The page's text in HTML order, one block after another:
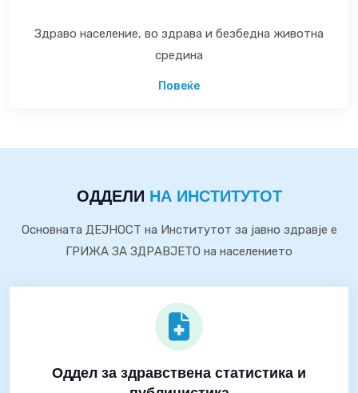
Здраво население, во здрава и безбедна животна
средина
Повеќе
ОДДЕЛИ НА ИНСТИТУТОТ
Основната ДЕЈНОСТ на Институтот за јавно здравје е
ГРИЖА ЗА ЗДРАВЈЕТО на населението
Оддел за здравствена статистика и